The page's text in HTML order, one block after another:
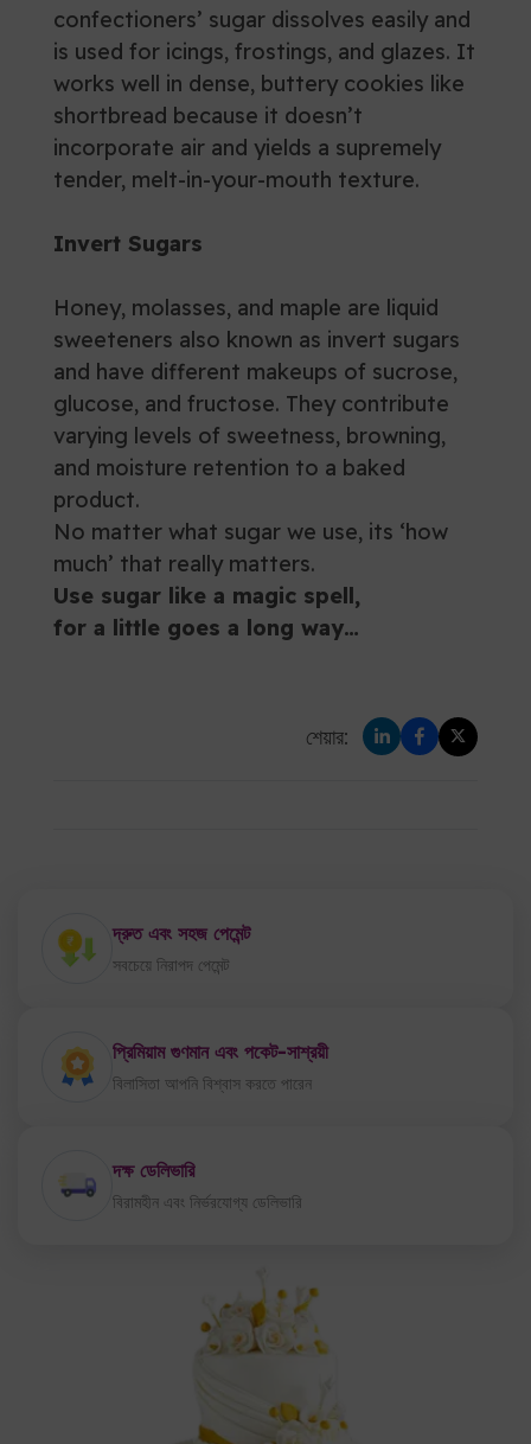
confectioners’ sugar dissolves easily and
is used for icings, frostings, and glazes. It
works well in dense, buttery cookies like
shortbread because it doesn’t
incorporate air and yields a supremely
tender, melt-in-your-mouth texture.
Invert Sugars
Honey, molasses, and maple are liquid
sweeteners also known as invert sugars
and have different makeups of sucrose,
glucose, and fructose. They contribute
varying levels of sweetness, browning,
and moisture retention to a baked
product.
No matter what sugar we use, its ‘how
much’ that really matters.
Use sugar like a magic spell,
for a little goes a long way…
শেয়ার:
দ্রুত এবং সহজ পেমেন্ট
সবচেয়ে নিরাপদ পেমেন্ট
প্রিমিয়াম গুণমান এবং পকেট-সাশ্রয়ী
বিলাসিতা আপনি বিশ্বাস করতে পারেন
দক্ষ ডেলিভারি
বিরামহীন এবং নির্ভরযোগ্য ডেলিভারি